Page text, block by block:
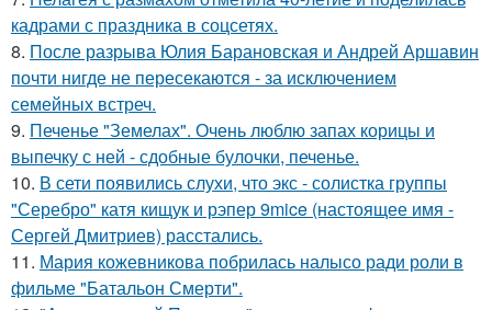
кадрами с праздника в соцсетях.
8. После разрыва Юлия Барановская и Андрей Аршавин
почти нигде не пересекаются - за исключением
семейных встреч.
9. Печенье "Земелах". Очень люблю запах корицы и
выпечку с ней - сдобные булочки, печенье.
10. В сети появились слухи, что экс - солистка группы
"Серебро" катя кищук и рэпер 9mice (настоящее имя -
Сергей Дмитриев) расстались.
11. Мария кожевникова побрилась налысо ради роли в
фильме "Батальон Смерти".